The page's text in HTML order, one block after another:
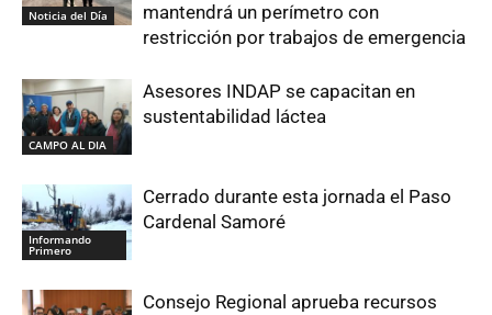
Noticia del Día
mantendrá un perímetro con
restricción por trabajos de emergencia
CAMPO AL DIA
Asesores INDAP se capacitan en
sustentabilidad láctea
Informando
Primero
Cerrado durante esta jornada el Paso
Cardenal Samoré
Consejo Regional aprueba recursos